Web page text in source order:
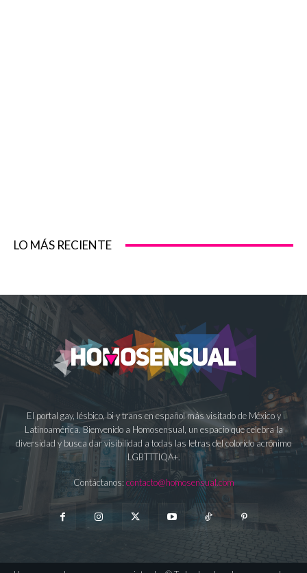
LO MÁS RECIENTE
El portal gay, lésbico, bi y trans en español más visitado de México y
Latinoamérica. Bienvenido a Homosensual, un espacio que celebra la
diversidad y busca dar visibilidad a todas las letras del colorido acrónimo
LGBTTTIQA+.
Contáctanos: contacto@homosensual.com